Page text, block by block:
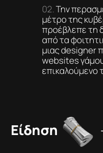
Την
μέτρο της
προέβλεπε τη
από τα
μιας designer
websites
επικαλούμενο
Είδηση